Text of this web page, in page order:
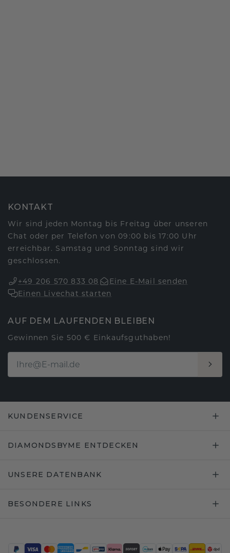
KONTAKT
Wir sind jeden Montag bis Freitag über unseren
Chat oder per Telefon von 09:00 bis 17:00 Uhr
erreichbar. Samstag und Sonntag sind wir
geschlossen.
+49 206 570 833 08
Eine E-Mail senden
Einen Livechat starten
AUF DEM LAUFENDEN BLEIBEN
Gewinnen Sie 500 € Einkaufsguthaben!
KUNDENSERVICE
DIAMONDSBYME ENTDECKEN
UNSERE DATENBANK
BESONDERE LINKS